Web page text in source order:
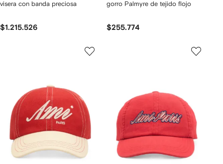
visera con banda preciosa
$1.215.526
gorro Palmyre de tejido flojo
$255.774